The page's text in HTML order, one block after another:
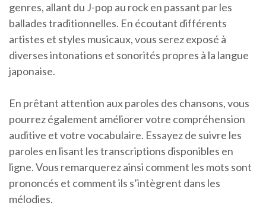
genres, allant du J-pop au rock en passant par les
ballades traditionnelles. En écoutant différents
artistes et styles musicaux, vous serez exposé à
diverses intonations et sonorités propres à la langue
japonaise.
En prêtant attention aux paroles des chansons, vous
pourrez également améliorer votre compréhension
auditive et votre vocabulaire. Essayez de suivre les
paroles en lisant les transcriptions disponibles en
ligne. Vous remarquerez ainsi comment les mots sont
prononcés et comment ils s’intègrent dans les
mélodies.